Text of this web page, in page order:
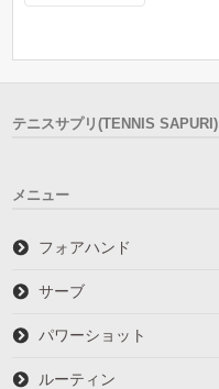
テニスサプリ(TENNIS SAPURI)
メニュー
フォアハンド
サーブ
パワーショット
ルーティン